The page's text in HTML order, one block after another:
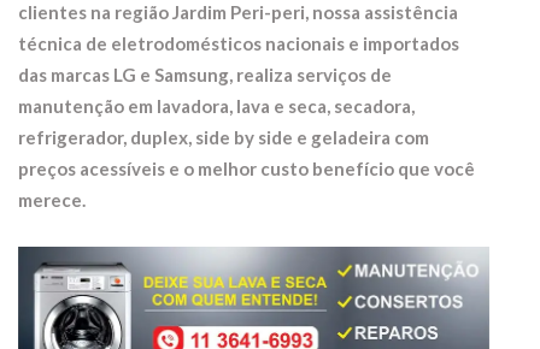
clientes na regiãoJardim Peri-peri, nossa assistência
técnica de eletrodomésticos nacionais e importados
das marcas LG e Samsung, realiza serviços de
manutenção em lavadora, lava e seca, secadora,
refrigerador, duplex, side by side e geladeira com
preços acessíveis e o melhor custo benefício que você
merece.